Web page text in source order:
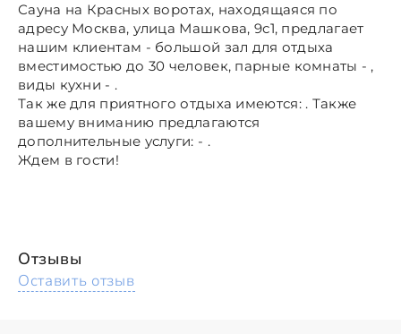
Сауна на Красных воротах, находящаяся по
адресу Москва, улица Машкова, 9с1, предлагает
нашим клиентам - большой зал для отдыха
вместимостью до 30 человек, парные комнаты - ,
виды кухни - .
Так же для приятного отдыха имеются: . Также
вашему вниманию предлагаются
дополнительные услуги: - .
Ждем в гости!
Отзывы
Оставить отзыв